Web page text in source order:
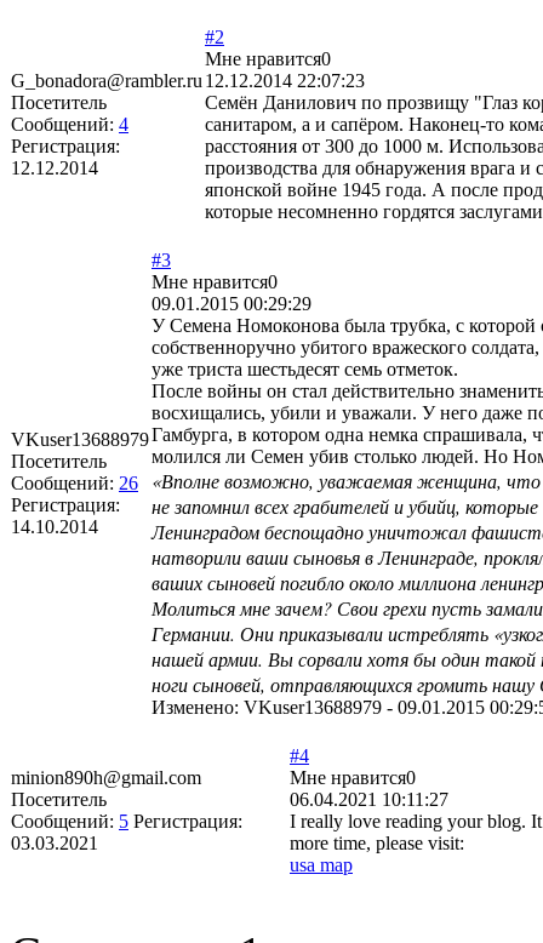
G_bonadora@rambler.ru
Посетитель
Сообщений: 4
Регистрация:
12.12.2014
#2
Мне нравится0
12.12.2014 22:07:23
Семён Данилович по прозвищу "Глаз
санитаром, а и сапёром. Наконец-то
расстояния от 300 до 1000 м.
производства для обнаружения врага
японской войне 1945 года. А после
которые несомненно гордятся
VKuser13688979
Посетитель
Сообщений: 26
Регистрация:
14.10.2014
#3
Мне нравится0
09.01.2015 00:29:29
У Семена Номоконова была трубка, с которой
собственноручно убитого вражеского
уже триста шестьдесят семь отметок.
После войны он стал действительно
восхищались, убили и уважали. У него даже
Гамбурга, в котором одна немка спрашивала,
молился ли Семен убив столько людей. Но
«Вполне возможно, уважаемая женщина,
не запомнил всех грабителей и убийц,
Ленинградом беспощадно уничтожал
натворили ваши сыновья в Ленинграде,
ваших сыновей погибло около миллиона
Молиться мне зачем? Свои грехи пусть
Германии. Они приказывали истреблять
нашей армии. Вы сорвали хотя бы один
ноги сыновей, отправляющихся громить
Изменено: VKuser13688979 - 09.01.2015
minion890h@gmail.com
Посетитель
Сообщений: 5 Регистрация:
03.03.2021
#4
Мне нравится0
06.04.2021 10:11:27
I really love reading your blog.
more time, please visit:
usa map